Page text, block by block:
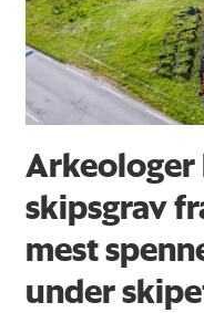
Arkeologer
skipsgrav
mest
under